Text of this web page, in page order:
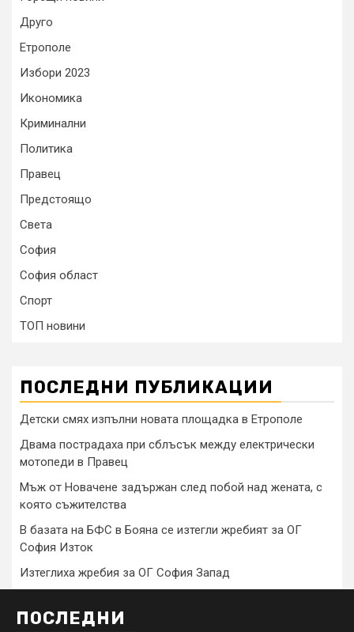
Друго
Етрополе
Избори 2023
Икономика
Криминални
Политика
Правец
Предстоящо
Света
София
София област
Спорт
ТОП новини
ПОСЛЕДНИ ПУБЛИКАЦИИ
Детски смях изпълни новата площадка в Етрополе
Двама пострадаха при сблъсък между електрически
мотопеди в Правец
Мъж от Новачене задържан след побой над жената, с
която съжителства
В базата на БФС в Бояна се изтегли жребият за ОГ
София Изток
Изтеглиха жребия за ОГ София Запад
ПОСЛЕДНИ